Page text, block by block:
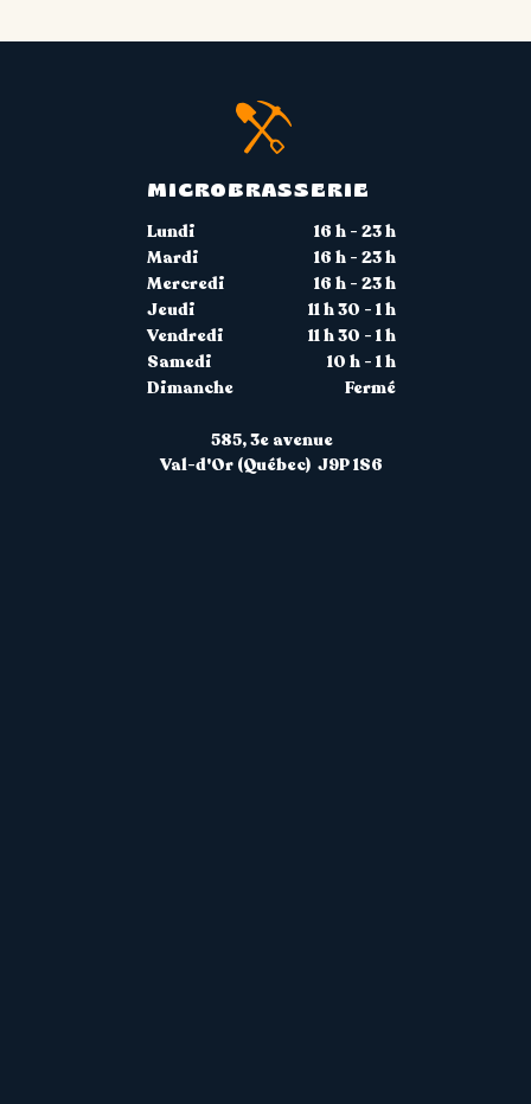
MICROBRASSERIE
Lundi
16 h - 23 h
Mardi
16 h - 23 h
Mercredi
16 h - 23 h
Jeudi
11 h 30 - 1 h
Vendredi
11 h 30 - 1 h
Samedi
10 h - 1 h
Dimanche
Fermé
585, 3e avenue
Val-d'Or (Québec) J9P 1S6